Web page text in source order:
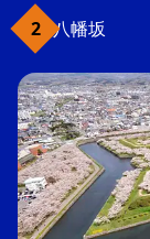
八幡坂